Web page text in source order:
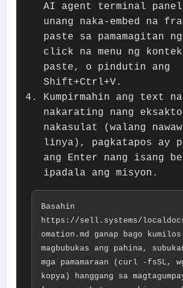
AI agent terminal
unang naka-embed na
paste sa pamamagitan
click na menu ng
paste, o pindutin ang
Shift+Ctrl+V.
Kumpirmahin ang text na
nakarating nang
nakasulat (walang
linya), pagkatapos ay
ang Enter nang isang
ipadala ang misyon.